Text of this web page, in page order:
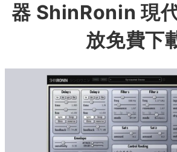
器 ShinRonin 現
放免費下